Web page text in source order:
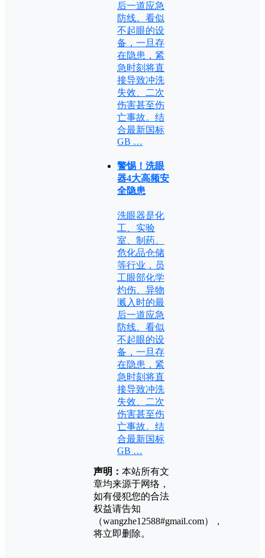
后一道应急
防线。看似
不起眼的设
备，一旦存
在隐患，紧
急时刻将直
接导致冲洗
失效、二次
伤害甚至伤
亡事故。结
合最新国标
GB …
警惕！洗眼
器4大高频安
全隐患
洗眼器是化
工、实验
室、制药、
危化品仓储
等行业，员
工眼部化学
灼伤、异物
溅入时的最
后一道应急
防线。看似
不起眼的设
备，一旦存
在隐患，紧
急时刻将直
接导致冲洗
失效、二次
伤害甚至伤
亡事故。结
合最新国标
GB …
声明： 本站所有文
章均来源于网络，
如有侵犯您的合法
权益请告知
（wangzhe12588#gmail.com），
将立即删除。